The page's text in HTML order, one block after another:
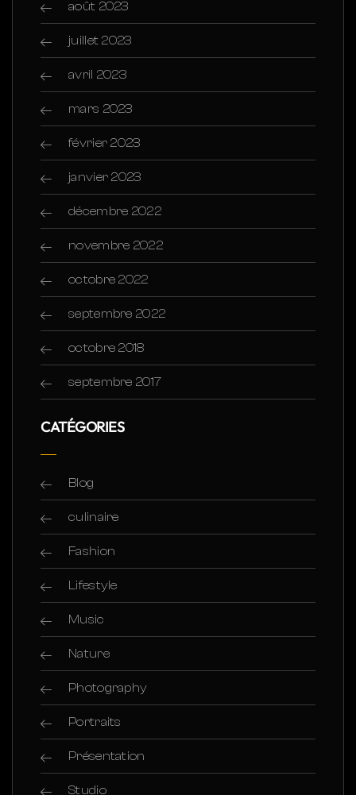
août 2023
juillet 2023
avril 2023
mars 2023
février 2023
janvier 2023
décembre 2022
novembre 2022
octobre 2022
septembre 2022
octobre 2018
septembre 2017
CATÉGORIES
Blog
culinaire
Fashion
Lifestyle
Music
Nature
Photography
Portraits
Présentation
Studio